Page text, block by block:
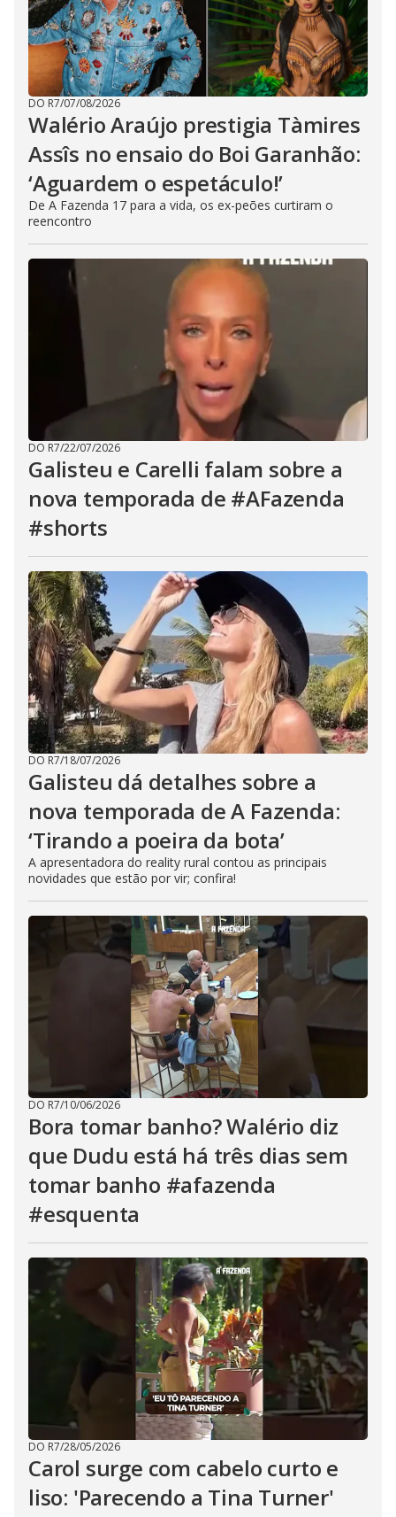
DO R7/07/08/2026
Walério Araújo prestigia Tàmires
Assîs no ensaio do Boi Garanhão:
‘Aguardem o espetáculo!’
De A Fazenda 17 para a vida, os ex-peões curtiram o
reencontro
DO R7/22/07/2026
Galisteu e Carelli falam sobre a
nova temporada de #AFazenda
#shorts
DO R7/18/07/2026
Galisteu dá detalhes sobre a
nova temporada de A Fazenda:
‘Tirando a poeira da bota’
A apresentadora do reality rural contou as principais
novidades que estão por vir; confira!
DO R7/10/06/2026
Bora tomar banho? Walério diz
que Dudu está há três dias sem
tomar banho #afazenda
#esquenta
DO R7/28/05/2026
Carol surge com cabelo curto e
liso: 'Parecendo a Tina Turner'